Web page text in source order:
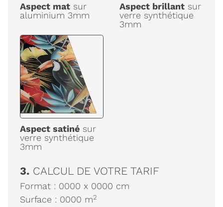
Aspect mat sur
aluminium 3mm
Aspect brillant sur
verre synthétique
3mm
Aspect satiné sur
verre synthétique
3mm
3. CALCUL DE VOTRE TARIF
Format : 0000 x 0000 cm
Surface : 0000 m2